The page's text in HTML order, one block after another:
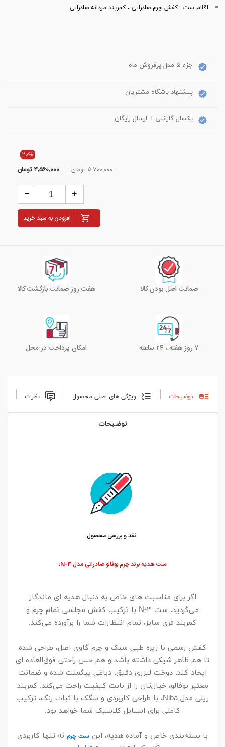
اقلام ست : کفش چرم صادراتی ، کمربند مردانه صادراتی
جزء ۵ مدل پرفروش ماه
پیشنهاد باشگاه مشتریان
یکسال گارانتی + ارسال رایگان
۲۰%
۵,۷۰۰,۰۰۰ تومان ۴,۵۶۰,۰۰۰تومان
افزودن به سبد خرید
ضمانت اصل بودن کالا هفت روز ضمانت بازگشت کالا
۷ روز هفته ، ۲۴ ساعته امکان پرداخت در محل
توضیحات ویژگی های اصلی محصول نظرات
توضیحات
نقد و بررسی محصول
ست هدیه برند چرم بوفالو صادراتی مدل N-۳؛
اگر برای مناسبت‌ های خاص به‌ دنبال هدیه‌ ای ماندگار
می‌گردید، ست N-۳ با ترکیب کفش مجلسی تمام چرم و
کمربند فری‌ سایز، تمام انتظارات شما را برآورده می‌کند.
کفش رسمی با زیره طبی سبک و چرم گاوی اصل، طراحی شده
تا هم ظاهر شیکی داشته باشد و هم حس راحتی فوق‌العاده‌ ای
ایجاد کند. دوخت لیزری دقیق، دباغی پیگمنت شده و ضمانت
معتبر بوفالو، خیال‌تان را از بابت کیفیت راحت می‌کند. کمربند
ریلی مدل Niba، با طراحی کاربردی و سگک با ثبات رنگ، ترکیب
کاملی برای استایل کلاسیک شما خواهد بود.
با بسته‌بندی خاص و آماده هدیه، این ست چرمنه‌ تنها کاربردی